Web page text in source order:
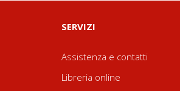
SERVIZI
Assistenza e contatti
Libreria online